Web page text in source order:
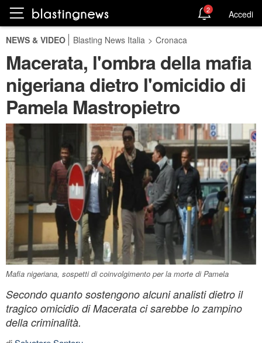
2 Accedi
NEWS & VIDEO Blasting News Italia > Cronaca
Macerata, l'ombra della mafia
nigeriana dietro l'omicidio di
Pamela Mastropietro
Mafia nigeriana, sospetti di coinvolgimento per la morte di Pamela
Secondo quanto sostengono alcuni analisti dietro il
tragico omicidio di Macerata ci sarebbe lo zampino
della criminalità.